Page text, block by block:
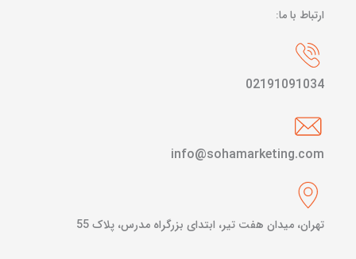
ارتباط با ما:
02191091034
info@sohamarketing.com
تهران، میدان هفت تیر، ابتدای بزرگراه مدرس، پلاک 55